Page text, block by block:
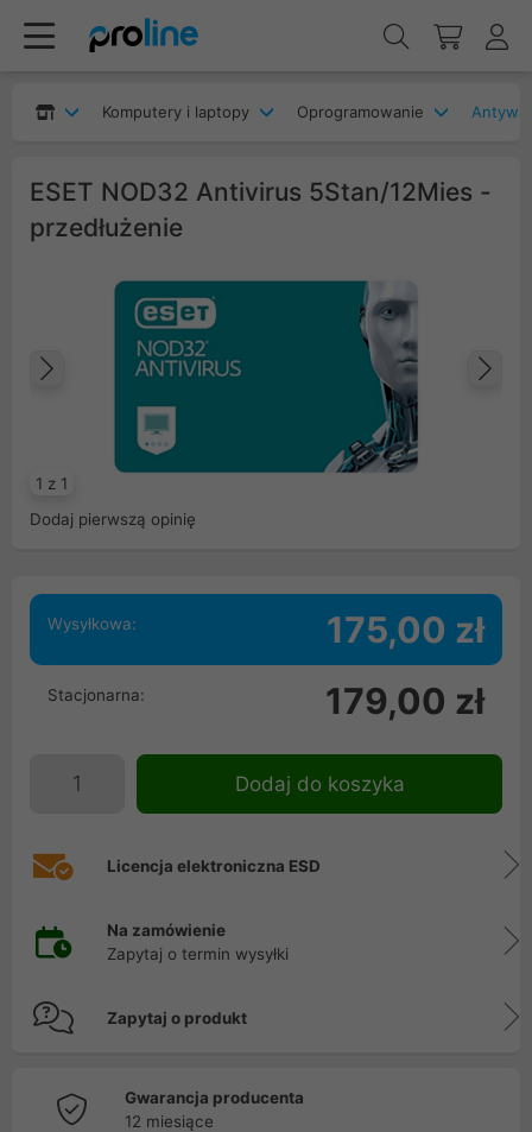
Komputery i laptopy Oprogramowanie
ESET NOD32 Antivirus 5Stan/12Mies -
przedłużenie
1 z 1
Dodaj pierwszą opinię
Wysyłkowa: 175,00 zł
Stacjonarna: 179,00 zł
Dodaj do koszyka
Licencja elektroniczna ESD
Na zamówienie
Zapytaj o termin wysyłki
Zapytaj o produkt
Gwarancja producenta
12 miesiące